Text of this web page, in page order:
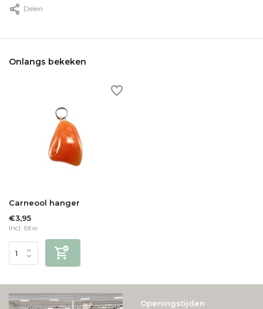
Delen
Onlangs bekeken
Carneool hanger
€3,95
Incl. btw
Openingstijden